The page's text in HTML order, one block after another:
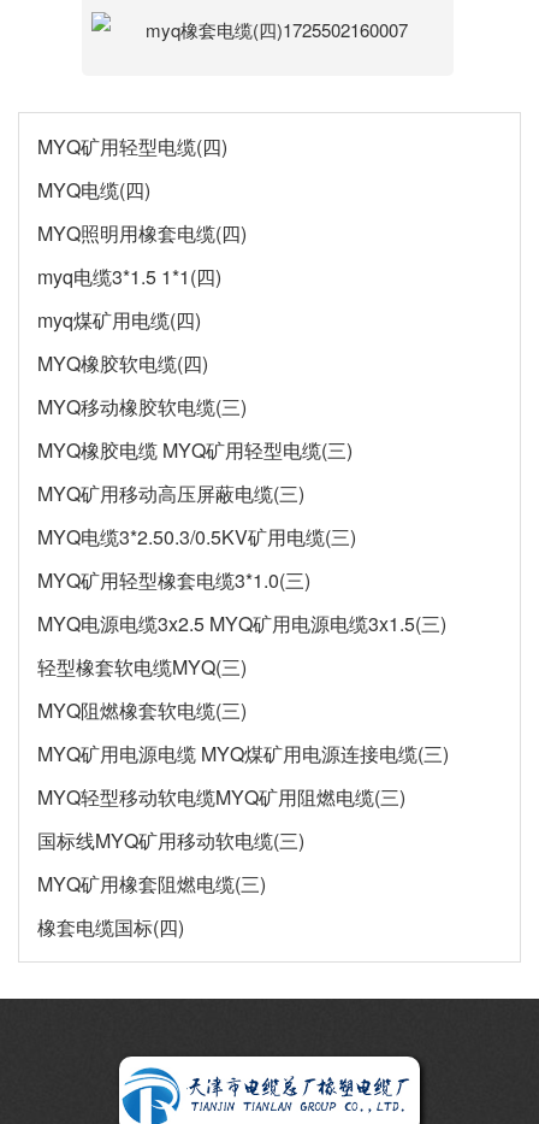
MYQ矿用轻型电缆(四)
MYQ电缆(四)
MYQ照明用橡套电缆(四)
myq电缆3*1.5 1*1(四)
myq煤矿用电缆(四)
MYQ橡胶软电缆(四)
MYQ移动橡胶软电缆(三)
MYQ橡胶电缆 MYQ矿用轻型电缆(三)
MYQ矿用移动高压屏蔽电缆(三)
MYQ电缆3*2.50.3/0.5KV矿用电缆(三)
MYQ矿用轻型橡套电缆3*1.0(三)
MYQ电源电缆3x2.5 MYQ矿用电源电缆3x1.5(三)
轻型橡套软电缆MYQ(三)
MYQ阻燃橡套软电缆(三)
MYQ矿用电源电缆 MYQ煤矿用电源连接电缆(三)
MYQ轻型移动软电缆MYQ矿用阻燃电缆(三)
国标线MYQ矿用移动软电缆(三)
MYQ矿用橡套阻燃电缆(三)
橡套电缆国标(四)